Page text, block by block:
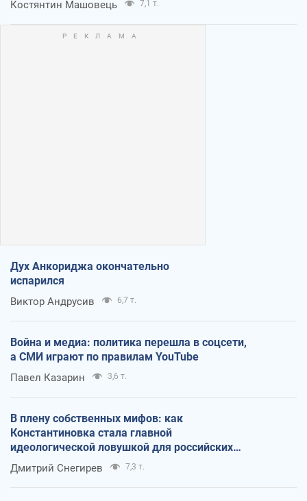
Костянтин Машовець 7,1 т.
Дух Анкориджа окончательно
испарился
Виктор Андрусив 6,7 т.
Война и медиа: политика перешла в соцсети,
а СМИ играют по правилам YouTube
Павел Казарин 3,6 т.
В плену собственных мифов: как
Константиновка стала главной
идеологической ловушкой для российских
оккупантов
Дмитрий Снегирев 7,3 т.